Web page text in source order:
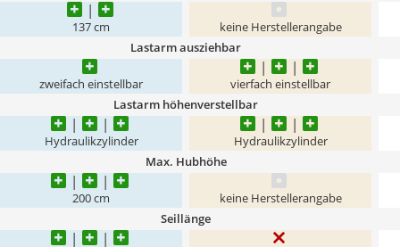
137 cm keine Herstellerangabe
Lastarm ausziehbar
zweifach einstellbar vierfach einstellbar
Lastarm höhenverstellbar
Hydraulikzylinder Hydraulikzylinder
Max. Hubhöhe
200 cm keine Herstellerangabe
Seillänge